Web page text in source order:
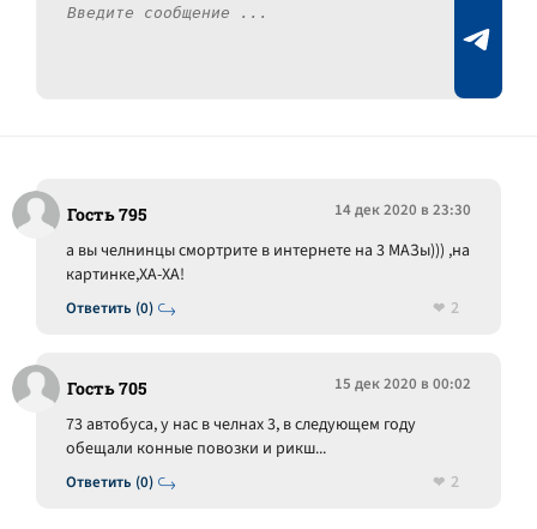
Гость 795 14 дек 2020 в 23:30
Ответить (0)
а вы челнинцы смортрите в интернете на 3 МАЗы))) ,на
картинке,ХА-ХА!
2
Гость 705 15 дек 2020 в 00:02
Ответить (0)
73 автобуса, у нас в челнах 3, в следующем году
обещали конные повозки и рикш...
2